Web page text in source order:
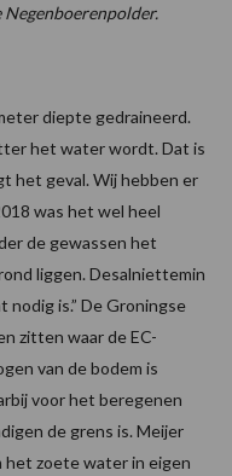
diepte gedraineerd.
het water wordt. Dat is
het geval. Wij hebben er
was het wel heel
de gewassen het
liggen. Desalniettemin
is.” De Groningse
zitten waar de EC-
van de bodem is
voor het beregenen
de grens is. Meijer
het zoete water in eigen